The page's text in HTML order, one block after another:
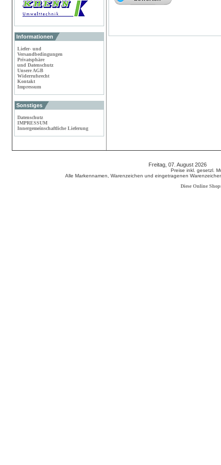
Informationen
Liefer- und
Versandbedingungen
Privatsphäre
und Datenschutz
Unsere AGB
Widerrufsrecht
Kontakt
Impressum
Sonstiges
Datenschutz
IMPRESSUM
Innergemeinschaftliche Lieferung
Freitag, 07. August 2026
Preise inkl. gesetzl.
Alle Markennamen, Warenzeichen und eingetragenen
Diese Online